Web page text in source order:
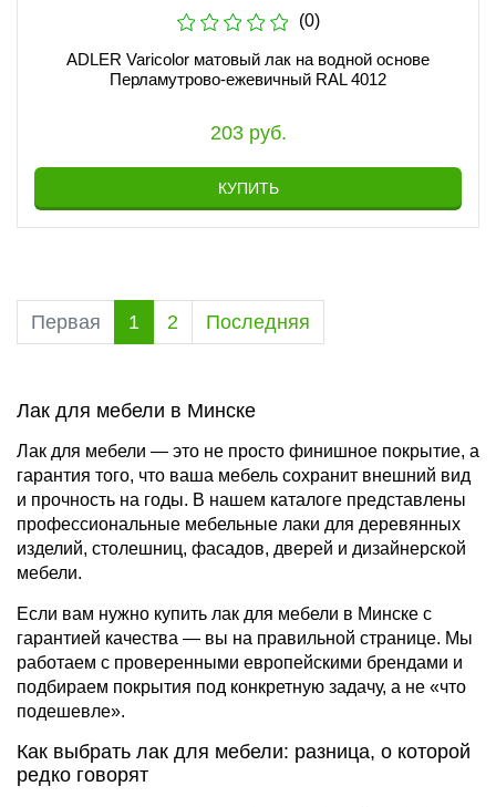
(0)
ADLER Varicolor матовый лак на водной основе
Перламутрово-ежевичный RAL 4012
203 руб.
КУПИТЬ
Первая 1 2 Последняя
Лак для мебели в Минске
Лак для мебели — это не просто финишное покрытие, а
гарантия того, что ваша мебель сохранит внешний вид
и прочность на годы. В нашем каталоге представлены
профессиональные мебельные лаки для деревянных
изделий, столешниц, фасадов, дверей и дизайнерской
мебели.
Если вам нужно купить лак для мебели в Минске с
гарантией качества — вы на правильной странице. Мы
работаем с проверенными европейскими брендами и
подбираем покрытия под конкретную задачу, а не «что
подешевле».
Как выбрать лак для мебели: разница, о которой
редко говорят